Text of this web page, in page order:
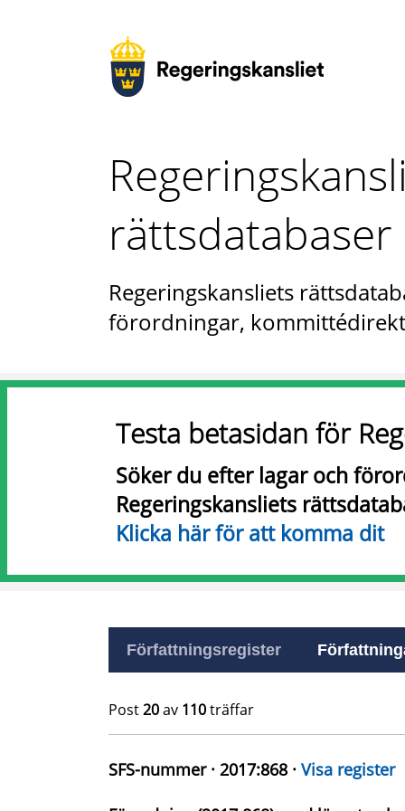
rättsdatabaser
Regeringskansliets
förordningar,
Testa betasidan för
Söker du efter lagar och
Regeringskansliets
Klicka här för att komma dit
Författningsregister
Post20av 110träffar
SFS-nummer · 2017:868 · Visa register